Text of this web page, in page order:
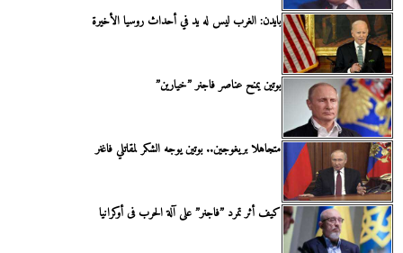
بايدن: الغرب ليس له يد في أحداث روسيا الأخيرة
بوتين يمنح عناصر فاجنر ”خيارين”
متجاهلا بريغوجين.. بوتين يوجه الشكر لمقاتلي فاغنر
كيف أثر تمرد ”فاجنر” على آلة الحرب فى أوكرانيا